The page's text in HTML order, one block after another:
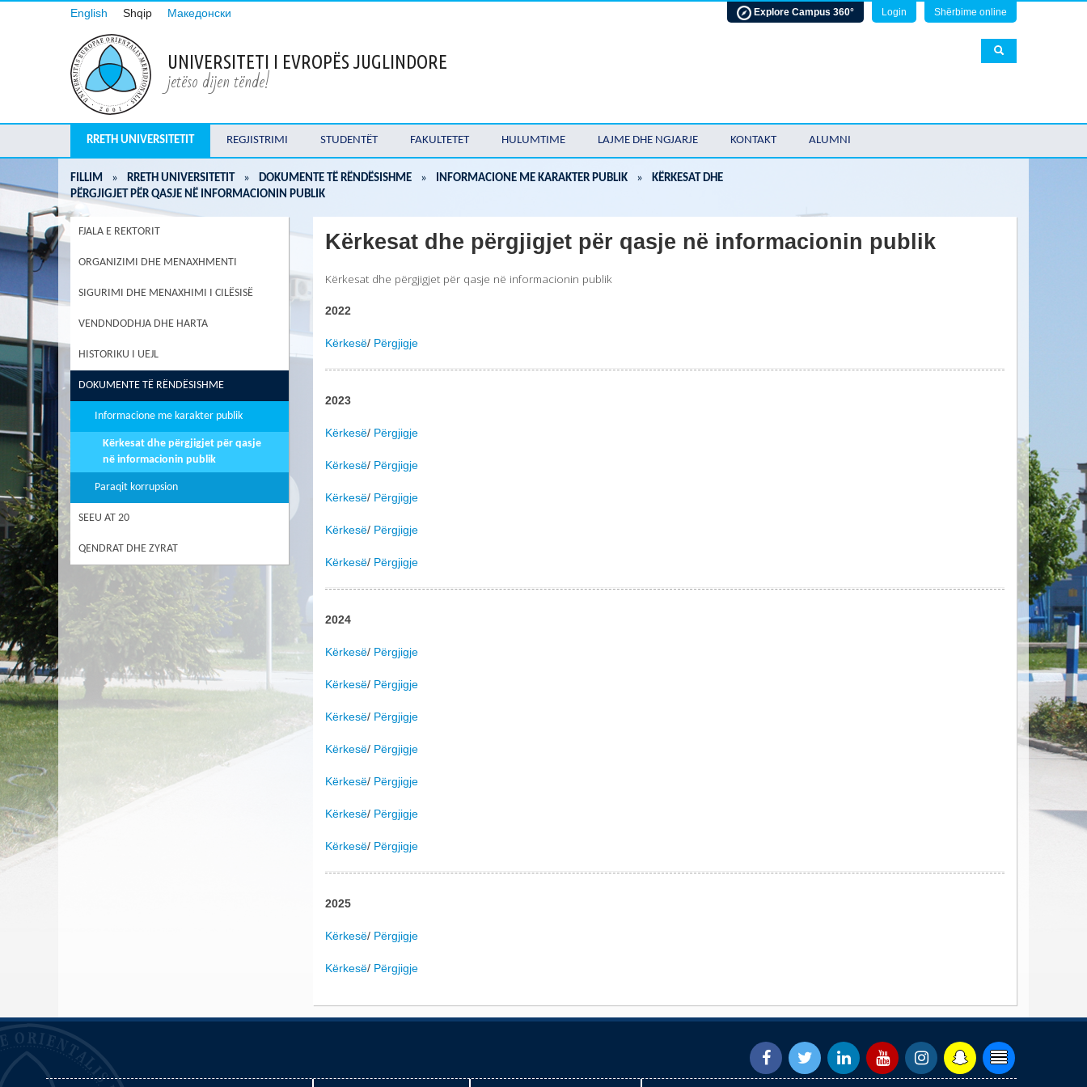
English Shqip Македонски
UNIVERSITETI I EVROPËS JUGLINDORE
jetëso dijen tënde!
Explore Campus 360° Login Shërbime online
RRETH UNIVERSITETIT REGJISTRIMI STUDENTËT FAKULTETET HULUMTIME LAJME DHE NGJARJE KONTAKT ALUMNI
FILLIM » RRETH UNIVERSITETIT » DOKUMENTE TË RËNDËSISHME » INFORMACIONE ME KARAKTER PUBLIK »
KËRKESAT DHE
PËRGJIGJET PËR QASJE NË INFORMACIONIN PUBLIK
FJALA E REKTORIT
ORGANIZIMI DHE MENAXHMENTI
SIGURIMI DHE MENAXHIMI I CILËSISË
VENDNDODHJA DHE HARTA
HISTORIKU I UEJL
DOKUMENTE TË RËNDËSISHME
Informacione me karakter publik
Kërkesat dhe përgjigjet për qasje
në informacionin publik
Paraqit korrupsion
SEEU AT 20
QENDRAT DHE ZYRAT
Kërkesat dhe përgjigjet për qasje në informacionin publik
Kërkesat dhe përgjigjet për qasje në informacionin publik
2022
Kërkesë/ Përgjigje
2023
Kërkesë/ Përgjigje
Kërkesë/ Përgjigje
Kërkesë/ Përgjigje
Kërkesë/ Përgjigje
Kërkesë/ Përgjigje
2024
Kërkesë/ Përgjigje
Kërkesë/ Përgjigje
Kërkesë/ Përgjigje
Kërkesë/ Përgjigje
Kërkesë/ Përgjigje
Kërkesë/ Përgjigje
Kërkesë/ Përgjigje
2025
Kërkesë/ Përgjigje
Kërkesë/ Përgjigje